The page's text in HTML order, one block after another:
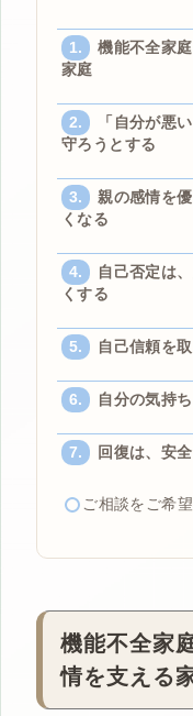
機能不全家
家庭
「自分が悪
守ろうとする
親の感情を
くなる
自己否定は
くする
自己信頼を
自分の気持
回復は、安
ご相談をご希
機能不全家
情を支える